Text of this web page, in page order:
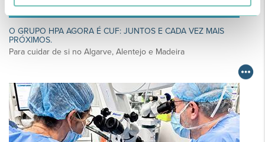
O GRUPO HPA AGORA É CUF: JUNTOS E CADA VEZ MAIS
PRÓXIMOS.
Para cuidar de si no Algarve, Alentejo e Madeira